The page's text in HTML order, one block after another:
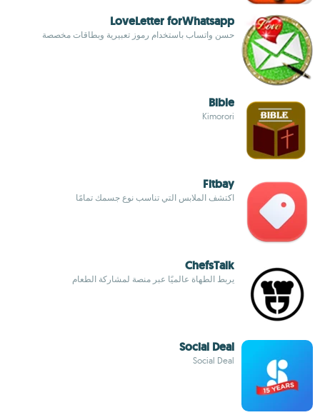
LoveLetter forWhatsapp
حسن واتساب باستخدام رموز تعبيرية وبطاقات مخصصة
Bible
Kimorori
Fitbay
اكتشف الملابس التي تناسب نوع جسمك تمامًا
ChefsTalk
يربط الطهاة عالميًا عبر منصة لمشاركة الطعام
Social Deal
Social Deal